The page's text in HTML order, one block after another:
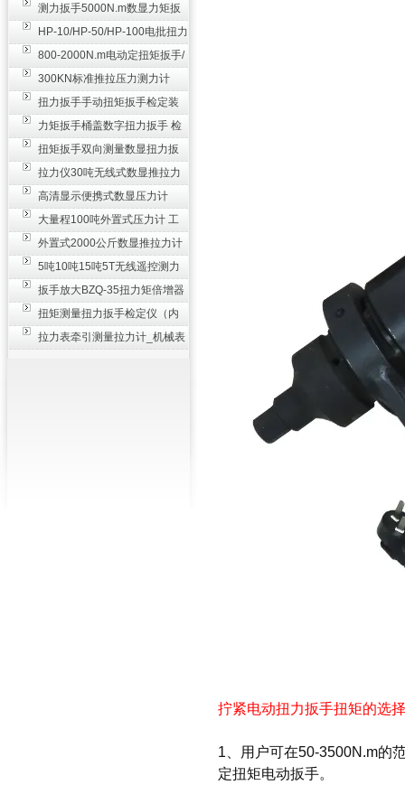
螺栓紧固扭力扳手
测力扳手5000N.m数显力矩扳
手 非标扭力扳手工业级
HP-10/HP-50/HP-100电批扭力
测试仪,测量仪
800-2000N.m电动定扭矩扳手/
扭矩电动扳手
300KN标准推拉压力测力计
_0.3级数显压力仪
扭力扳手手动扭矩扳手检定装
置 50-100N扳手测量仪器
力矩扳手桶盖数字扭力扳手 检
测瓶盖拧紧扭矩工具
扭矩扳手双向测量数显扭力扳
手 2000N,m力矩扳手价格
拉力仪30吨无线式数显推拉力
计 数字显示测力计80T
高清显示便携式数显压力计
300N500n_手持电子测力计
大量程100吨外置式压力计 工
业用数显测力计价格
外置式2000公斤数显推拉力计
_数字拉力压力测试仪
5吨10吨15吨5T无线遥控测力
计_带遥控电子拉力计数显式
扳手放大BZQ-35扭力矩倍增器
_3500牛米扭力倍力器仪
扭矩测量扭力扳手检定仪（内
置打印） 扭矩检验仪器
拉力表牵引测量拉力计_机械表
拧紧电动扭力扳手扭矩的选
1、用户可在50-3500N.m的
定扭矩电动扳手。